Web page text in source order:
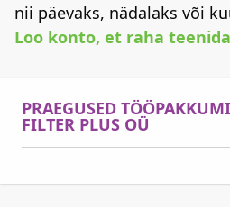
nii päevaks, nädalaks või
Loo konto, et raha teenida
PRAEGUSED
FILTER PLUS OÜ